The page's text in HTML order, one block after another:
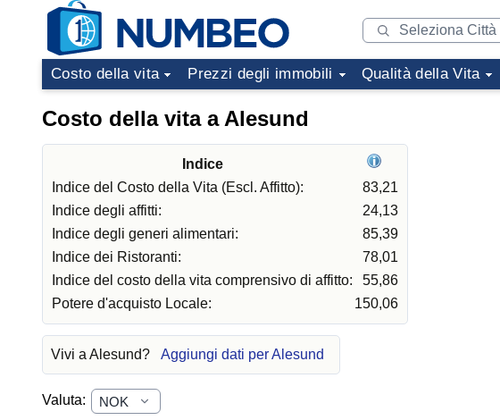
Costo della vita Prezzi degli immobili Qualità della Vita
Costo della vita a Alesund
Indice
Indice del Costo della Vita (Escl. Affitto):
83,21
Indice degli affitti:
24,13
Indice degli generi alimentari:
85,39
Indice dei Ristoranti:
78,01
Indice del costo della vita comprensivo di affitto:
55,86
Potere d'acquisto Locale:
150,06
Vivi a Alesund? Aggiungi dati per Alesund
Valuta: